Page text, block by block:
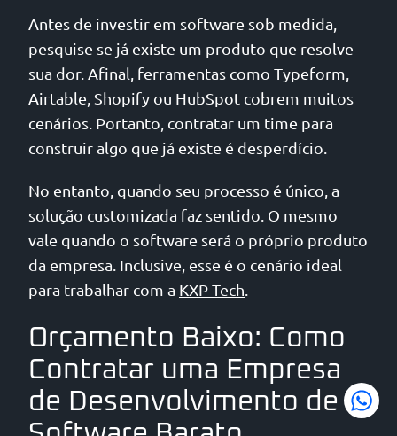
Antes de investir em software sob medida,
pesquise se já existe um produto que resolve
sua dor. Afinal, ferramentas como Typeform,
Airtable, Shopify ou HubSpot cobrem muitos
cenários. Portanto, contratar um time para
construir algo que já existe é desperdício.
No entanto, quando seu processo é único, a
solução customizada faz sentido. O mesmo
vale quando o software será o próprio produto
da empresa. Inclusive, esse é o cenário ideal
para trabalhar com a KXP Tech.
Orçamento Baixo: Como
Contratar uma Empresa
de Desenvolvimento de